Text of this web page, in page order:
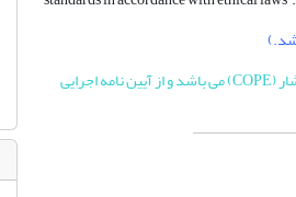
"این نشریه با احترام به قوانین اخلاق در نشریات تابع قوانین کمیتۀ اخلاق در انتشار (COPE) می باشد و از آیین نامه اجرایی